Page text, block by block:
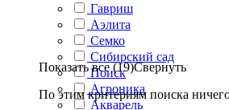
Гавриш
Аэлита
Семко
Сибирский сад
Поиск
Агроника
Акварель
Показать все (19)Свернуть
По этим критериям поиска